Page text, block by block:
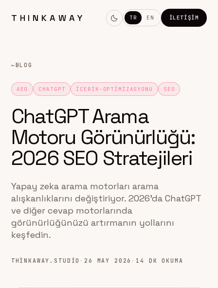
THINKAWAY TR EN İLETIŞIM
←BLOG
AEO CHATGPT ICERIK-OPTIMIZASYONU SEO
ChatGPT Arama
Motoru Görünürlüğü:
2026 SEO Stratejileri
Yapay zeka arama motorları arama
alışkanlıklarını değiştiriyor. 2026'da ChatGPT
ve diğer cevap motorlarında
görünürlüğünüzü artırmanın yollarını
keşfedin.
THINKAWAY.STUDIO ·26 MAY 2026 · 14 DK OKUMA